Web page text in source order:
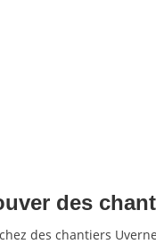
des
des chantiers